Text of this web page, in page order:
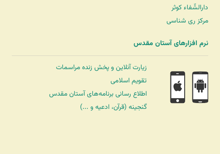
دارالشّفاء کوثر
مرکز ری شناسی
نرم افزارهای آستان مقدس
زیارت آنلاین و پخش زنده مراسمات
تقویم اسلامی
اطلاع رسانی برنامه‌های آستان مقدس
گنجینه (قرآن، ادعیه و ...)